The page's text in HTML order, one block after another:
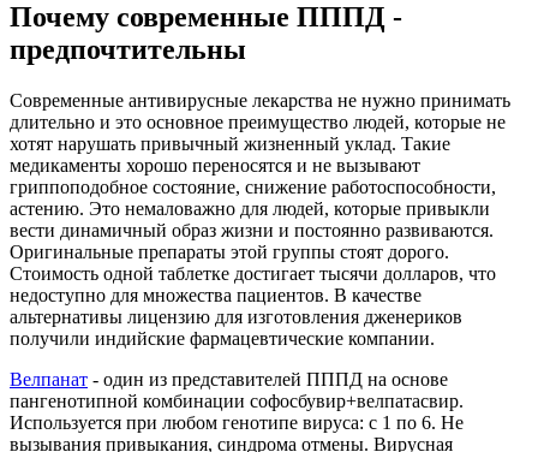
Почему современные ПППД -
предпочтительны
Современные антивирусные лекарства не нужно принимать
длительно и это основное преимущество людей, которые не
хотят нарушать привычный жизненный уклад. Такие
медикаменты хорошо переносятся и не вызывают
гриппоподобное состояние, снижение работоспособности,
астению. Это немаловажно для людей, которые привыкли
вести динамичный образ жизни и постоянно развиваются.
Оригинальные препараты этой группы стоят дорого.
Стоимость одной таблетке достигает тысячи долларов, что
недоступно для множества пациентов. В качестве
альтернативы лицензию для изготовления дженериков
получили индийские фармацевтические компании.
Велпанат - один из представителей ПППД на основе
пангенотипной комбинации софосбувир+велпатасвир.
Используется при любом генотипе вируса: с 1 по 6. Не
вызывания привыкания, синдрома отмены. Вирусная